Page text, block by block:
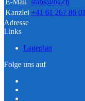
E-Mail stabs@bs.ch
Kanzlei +41 61 267 86 01
Adresse
Links
Lageplan
Folge uns auf